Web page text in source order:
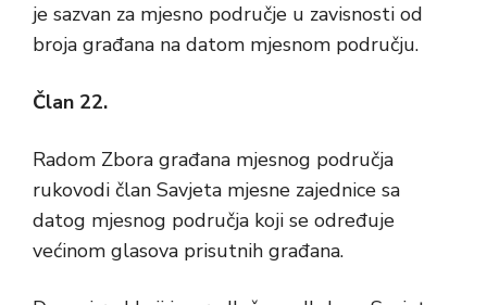
je sazvan za mjesno područje u zavisnosti od
broja građana na datom mjesnom području.
Član 22.
Radom Zbora građana mjesnog područja
rukovodi član Savjeta mjesne zajednice sa
datog mjesnog područja koji se određuje
većinom glasova prisutnih građana.